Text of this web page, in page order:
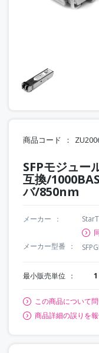
商品コード
SFPモジュー
互換/
バ/850nm
メーカー
メーカー型番
最小販売単位 1
この商品について
商品詳細の誤りを